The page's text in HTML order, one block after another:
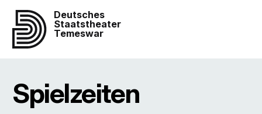
Deutsches
Staatstheater
Temeswar
Spielzeiten